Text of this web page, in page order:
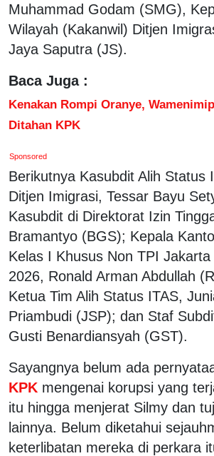
Muhammad Godam (SMG),
Wilayah (Kakanwil) Ditjen
Jaya Saputra (JS).
Baca Juga :
Kenakan Rompi Oranye,
Ditahan KPK
Sponsored
Berikutnya Kasubdit Alih Status
Ditjen Imigrasi, Tessar Bayu
Kasubdit di Direktorat Izin
Bramantyo (BGS); Kepala
Kelas I Khusus Non TPI
2026, Ronald Arman Abdullah
Ketua Tim Alih Status ITAS,
Priambudi (JSP); dan Staf
Gusti Benardiansyah (GST).
Sayangnya belum ada
KPK mengenai korupsi yang
itu hingga menjerat Silmy dan
lainnya. Belum diketahui
keterlibatan mereka di perkara